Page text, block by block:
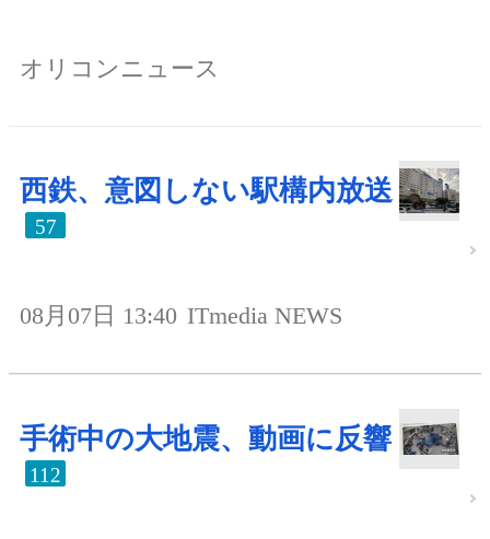
オリコンニュース
西鉄、意図しない駅構内放送
57
08月07日 13:40 ITmedia NEWS
手術中の大地震、動画に反響
112